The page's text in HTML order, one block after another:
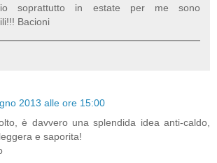
soprattutto in estate per me sono
Bacioni
2013 alle ore 15:00
è davvero una splendida idea anti-caldo,
e saporita!